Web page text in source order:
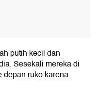
putih kecil dan
Sesekali mereka di
depan ruko karena